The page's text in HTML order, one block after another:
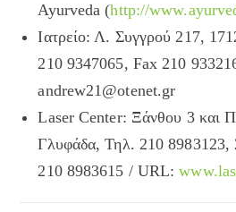
Ayurveda (http://
Ιατρείο: Λ. Συγγρού 217,
210 9347065, Fax 210
andrew21@otenet.gr
Laser Center: Ξάνθου 3 και
Γλυφάδα, Τηλ. 210 8983123,
210 8983615 / URL: